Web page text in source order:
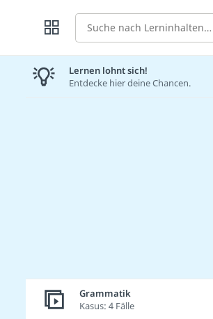
Suche
Lernen lohnt sich!
Entdecke hier deine Chancen.
Grammatik
Kasus: 4 Fälle